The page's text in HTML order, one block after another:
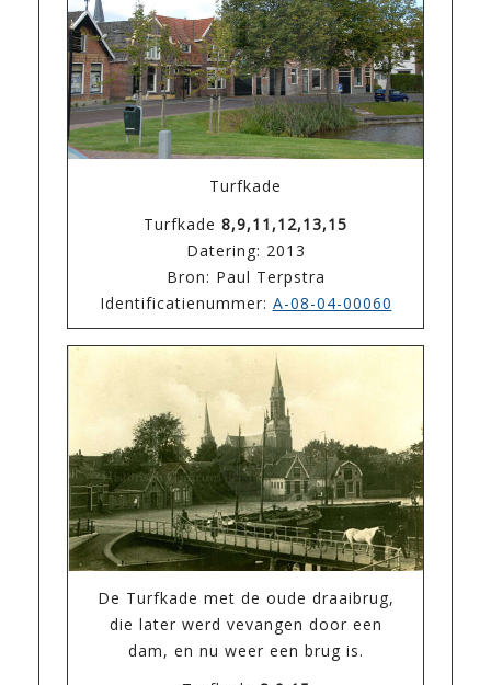
Turfkade
Turfkade 8,9,11,12,13,15
Datering: 2013
Bron: Paul Terpstra
Identificatienummer: A-08-04-00060
De Turfkade met de oude draaibrug,
die later werd vevangen door een
dam, en nu weer een brug is.